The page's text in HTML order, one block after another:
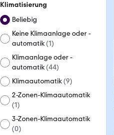
Klimatisierung
Beliebig
Keine Klimaanlage oder -
automatik(1)
Klimaanlage oder -
automatik(44)
Klimaautomatik(9)
2-Zonen-Klimaautomatik
(1)
3-Zonen-Klimaautomatik
(0)